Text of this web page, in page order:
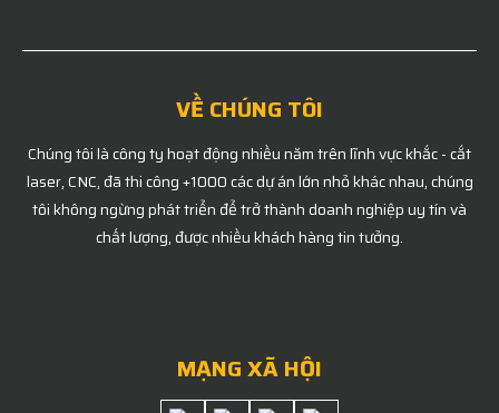
VỀ CHÚNG TÔI
Chúng tôi là công ty hoạt động nhiều năm trên lĩnh vực khắc - cắt
laser, CNC, đã thi công +1000 các dự án lớn nhỏ khác nhau, chúng
tôi không ngừng phát triển để trở thành doanh nghiệp uy tín và
chất lượng, được nhiều khách hàng tin tưởng.
MẠNG XÃ HỘI